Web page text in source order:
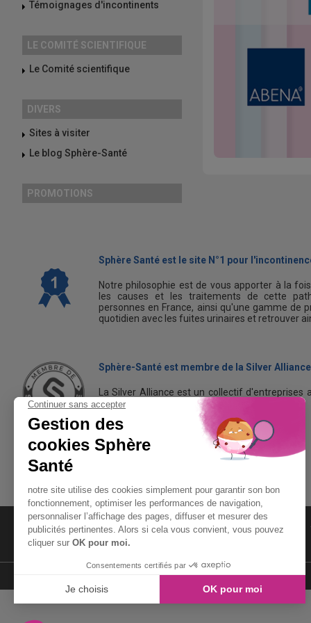
Témoignages d'incontinents
LE COMITÉ SCIENTIFIQUE
Le Comité scientifique
DIVERS
Sites à visiter
Le blog Sphère-Santé
PROMOTIONS
Sphère Santé est le site N°1 pour
Notre philosophie est de vous apporter à la
les causes et les traitements de cette
personnes en France, ainsi qu'une gamme de
quotidien avec les fuites urinaires et retrouver
Sphère-Santé est membre de la Silver Alliance
La Silver Alliance est un collectif d'entreprises
dans le bien vieillir à domicile.
Découvrez la Silver Alliance